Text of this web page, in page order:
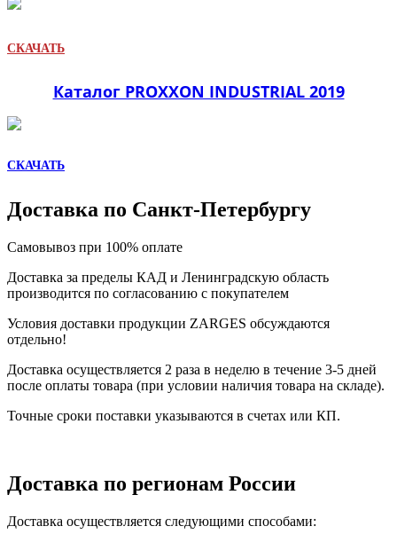
СКАЧАТЬ
Каталог PROXXON INDUSTRIAL 2019
СКАЧАТЬ
Доставка по Санкт-Петербургу
Самовывоз при 100% оплате
Доставка за пределы КАД и Ленинградскую область
производится по согласованию с покупателем
Условия доставки продукции ZARGES обсуждаются
отдельно!
Доставка осуществляется 2 раза в неделю в течение 3-5 дней
после оплаты товара (при условии наличия товара на складе).
Точные сроки поставки указываются в счетах или КП.
Доставка по регионам России
Доставка осуществляется следующими способами: